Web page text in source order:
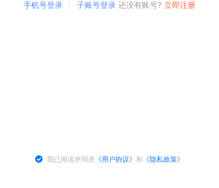
手机号登录 子账号登录 还没有账号? 立即注册
我已阅读并同意 《用户协议》和 《隐私政策》